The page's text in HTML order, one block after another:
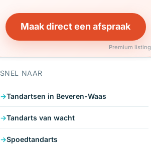
Maak direct een afspraak
Premium listing
SNEL NAAR
Tandartsen in Beveren-Waas
Tandarts van wacht
Spoedtandarts